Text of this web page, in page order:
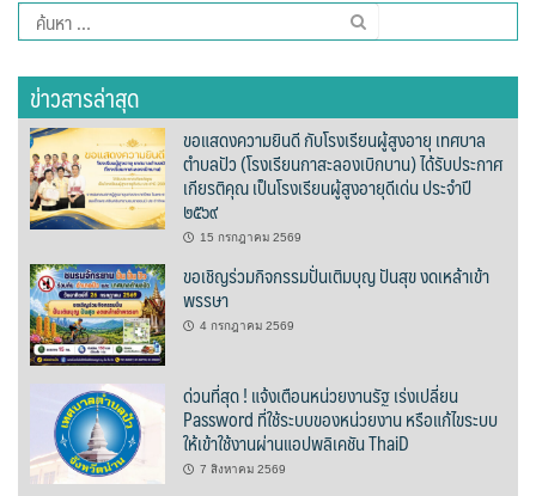
ปัวสบายรีสอร์ท
ปัวเดอวิว บูติค รีสอร์ท
ปัวแฮปปี้รีสอร์ท
ปางชมภูโฮมสเตย์
ภิรมณเพลส
ภูรีสอร์ท
มองดูปัวคอทเทจ
ริมดอยรีสอร์ท
ค้นหา
สำหรับ:
ข่าวสารล่าสุด
ขอแสดงความยินดี กับโรงเรียนผู้สูงอายุ เทศบาล
ตำบลปัว (โรงเรียนกาสะลองเบิกบาน) ได้รับประกาศ
เกียรติคุณ เป็นโรงเรียนผู้สูงอายุดีเด่น ประจำปี
๒๕๖๙
15 กรกฎาคม 2569
ขอเชิญร่วมกิจกรรมปั่นเติมบุญ ปันสุข งดเหล้าเข้า
พรรษา
4 กรกฎาคม 2569
ด่วนที่สุด ! แจ้งเตือนหน่วยงานรัฐ เร่งเปลี่ยน
Password ที่ใช้ระบบของหน่วยงาน หรือแก้ไขระบบ
ให้เข้าใช้งานผ่านแอปพลิเคชัน ThaiD
7 สิงหาคม 2569